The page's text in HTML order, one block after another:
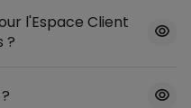
l'Espace Client
?